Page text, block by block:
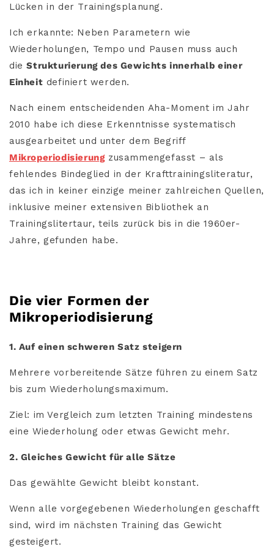
Lücken in der Trainingsplanung.
Ich erkannte: Neben Parametern wie
Wiederholungen, Tempo und Pausen muss auch
dieStrukturierung des Gewichts innerhalb einer
Einheit definiert werden.
Nach einem entscheidenden Aha-Moment im Jahr
2010 habe ich diese Erkenntnisse systematisch
ausgearbeitet und unter dem Begriff
Mikroperiodisierungzusammengefasst – als
fehlendes Bindeglied in der Krafttrainingsliteratur,
das ich in keiner einzige meiner zahlreichen Quellen,
inklusive meiner extensiven Bibliothek an
Trainingslitertaur, teils zurück bis in die 1960er-
Jahre, gefunden habe.
Die vier Formen der
Mikroperiodisierung
1. Auf einen schweren Satz steigern
Mehrere vorbereitende Sätze führen zu einem Satz
bis zum Wiederholungsmaximum.
Ziel: im Vergleich zum letzten Training mindestens
eine Wiederholung oder etwas Gewicht mehr.
2. Gleiches Gewicht für alle Sätze
Das gewählte Gewicht bleibt konstant.
Wenn alle vorgegebenen Wiederholungen geschafft
sind, wird im nächsten Training das Gewicht
gesteigert.